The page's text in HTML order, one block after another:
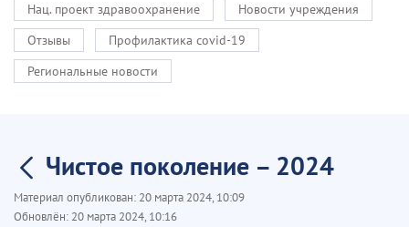
Нац. проект здравоохранение
Новости учреждения
Отзывы
Профилактика covid-19
Региональные новости
Чистое поколение – 2024
Материал опубликован: 20 марта 2024, 10:09
Обновлён: 20 марта 2024, 10:16